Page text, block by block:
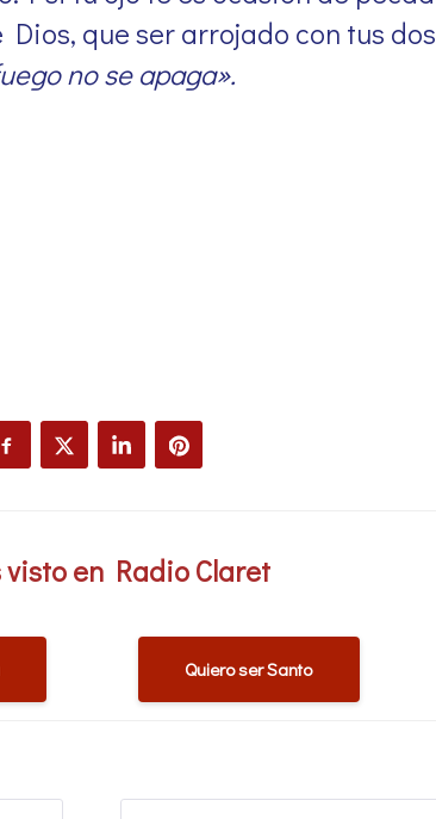
que ser arrojado con tus
no se apaga».
visto en Radio Claret
Quiero ser Santo